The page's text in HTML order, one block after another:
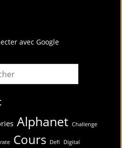
avec Google
Alphanet Challenge
Cours Defi Digital